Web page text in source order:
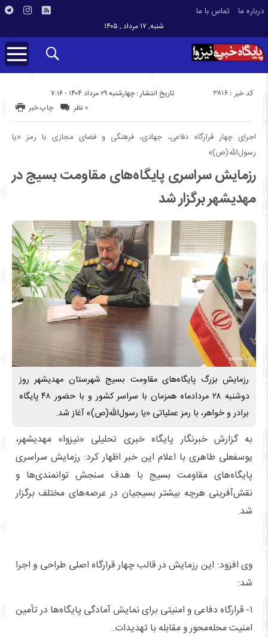
درباره ما تماس با ما
شنبه, ۱۷ مرداد , ۱۴۰۵
تاریخ انتشار : چهارشنبه ۲۹ مرداد ۱۴۰۴ - ۷:۱۶ کد خبر : 3816
چاپ خبر ۰ نظر
اجرای چهار قرارگاه دفاعی، جهادی، فرهنگی و فضای مجازی با رمز «یا
رسول‌الله(ص)»
رزمایش سراسری پایگاه‌های مقاومت بسیج در
مهدیشهر برگزار شد
رزمایش بزرگ پایگاه‌های مقاومت بسیج شهرستان مهدیشهر روز
دوشنبه ۲۸ مردادماه همزمان با سراسر کشور و با حضور ۴۸ پایگاه
برادر و خواهر، با رمز عملیاتی «یا رسول‌الله(ص)» آغاز شد.
به گزارش خبرنگار پایگاه خبری تحلیلی «نیزوا» مهدیشهر،
یوسفعلی طاهری با اعلام این خبر اظهار کرد: رزمایش سراسری
پایگاه‌های مقاومت بسیج با هدف سنجش توانمندی‌ها و
نقش‌آفرینی هرچه بیشتر بسیجیان در عرصه‌های مختلف برگزار
شد.
وی افزود: این رزمایش در قالب چهار قرارگاه اصلی طراحی و اجرا
شد:
۱- قرارگاه دفاعی و امنیتی برای نمایش آمادگی پایگاه‌ها در تأمین
امنیت محله‌محور و مقابله با تهدیدات.